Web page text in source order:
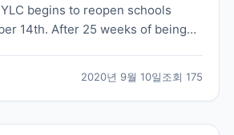
begins to reopen schools
14th. After 25 weeks of being
2020년 9월 10일조회 175